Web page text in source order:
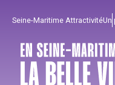
principal
Seine-Maritime AttractivitéUn